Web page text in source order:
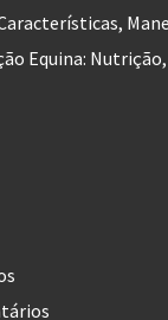
Equina: